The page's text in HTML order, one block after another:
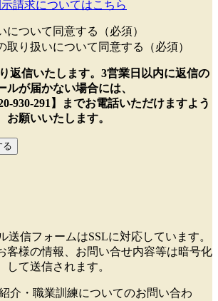
請求についてはこちら
について同意する（必須）
取り扱いについて同意する（必須）
返信いたします。3営業日以内に返信の
ルが届かない場合には、
930-291】までお電話いただけますよう
お願いいたします。
る
送信フォームはSSLに対応しています。
客様の情報、お問い合せ内容等は暗号化
して送信されます。
介・職業訓練についてのお問い合わ